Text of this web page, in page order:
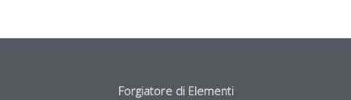
Forgiatore di Elementi